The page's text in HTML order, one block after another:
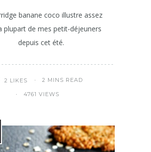
banane coco illustre assez
plupart de mes petit-déjeuners
depuis cet été.
2 LIKES 2 MINS READ
4761 VIEWS